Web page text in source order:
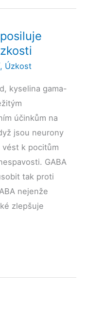
, Úzkost
kyselina gama-
účinkům na
jsou neurony
vést k pocitům
GABA
tak proti
nejenže
zlepšuje